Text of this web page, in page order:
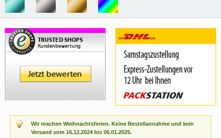
Wir machen Weihnachtsferien. Keine Bestellannahme und kein
Versand vom 16.12.2024 bis 06.01.2025.